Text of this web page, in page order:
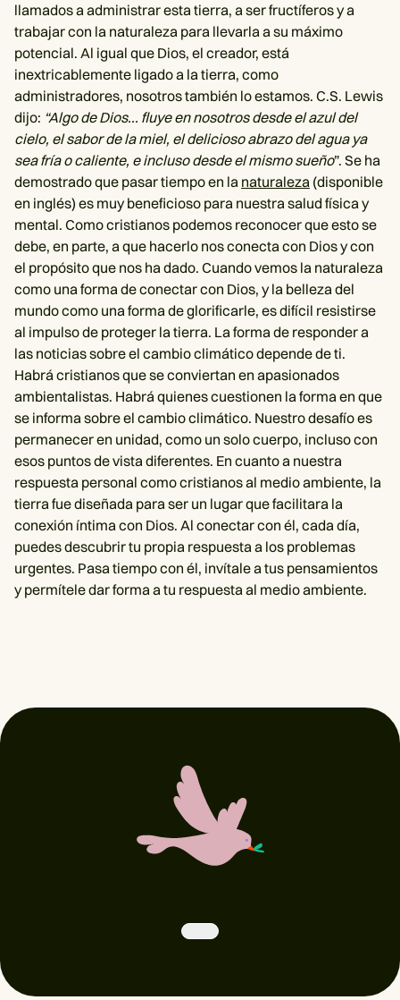
llamados a administrar esta tierra, a ser fructíferos y a
trabajar con la naturaleza para llevarla a su máximo
potencial. Al igual que Dios, el creador, está
inextricablemente ligado a la tierra, como
administradores, nosotros también lo estamos. C.S. Lewis
dijo: “Algo de Dios... fluye en nosotros desde el azul del
cielo, el sabor de la miel, el delicioso abrazo del agua ya
sea fría o caliente, e incluso desde el mismo sueño”. Se ha
demostrado que pasar tiempo en la naturaleza (disponible
en inglés) es muy beneficioso para nuestra salud física y
mental. Como cristianos podemos reconocer que esto se
debe, en parte, a que hacerlo nos conecta con Dios y con
el propósito que nos ha dado. Cuando vemos la naturaleza
como una forma de conectar con Dios, y la belleza del
mundo como una forma de glorificarle, es difícil resistirse
al impulso de proteger la tierra. La forma de responder a
las noticias sobre el cambio climático depende de ti.
Habrá cristianos que se conviertan en apasionados
ambientalistas. Habrá quienes cuestionen la forma en que
se informa sobre el cambio climático. Nuestro desafío es
permanecer en unidad, como un solo cuerpo, incluso con
esos puntos de vista diferentes. En cuanto a nuestra
respuesta personal como cristianos al medio ambiente, la
tierra fue diseñada para ser un lugar que facilitara la
conexión íntima con Dios. Al conectar con él, cada día,
puedes descubrir tu propia respuesta a los problemas
urgentes. Pasa tiempo con él, invítale a tus pensamientos
y permítele dar forma a tu respuesta al medio ambiente.